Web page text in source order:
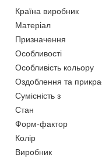
Країна виробник
Матеріал
Призначення
Особливості
Особливість кольору
Оздоблення та
Сумісність з
Стан
Форм-фактор
Колір
Виробник